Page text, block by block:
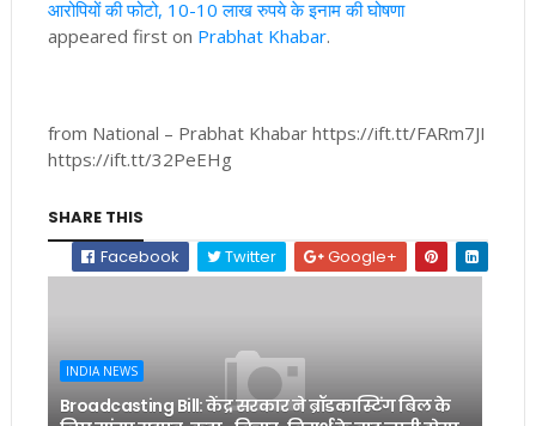
आरोपियों की फोटो, 10-10 लाख रुपये के इनाम की घोषणा
appeared first on Prabhat Khabar.
from National – Prabhat Khabar https://ift.tt/FARm7JI
https://ift.tt/32PeEHg
SHARE THIS
Facebook
Twitter Google+
INDIA NEWS
Broadcasting Bill: केंद्र सरकार ने ब्रॉडकास्टिंग बिल के